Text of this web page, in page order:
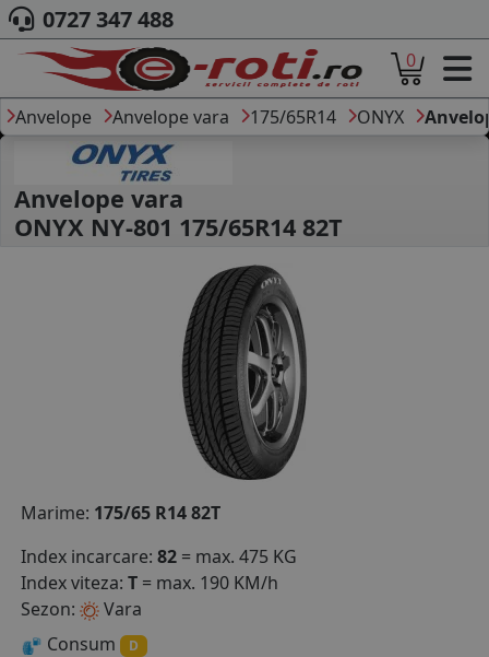
ACASA
DESPRE NOI
ANVELOPE
CAMION
MOTO
CAUTARE DUPA
DIMENSIUNI
PRODUCATORI ANVELOPE
MARCA AUTO
B2B - COLABORARE COMPANII
COS (0 PRODUSE
0727 347 488
0
Anvelope Anvelope vara 175/65R14 ONYX
Anvelope vara
ONYX NY-801 175/65R14 82T
Marime: 175/65 R14 82T
Index incarcare: 82 = max. 475 KG
Index viteza: T = max. 190 KM/h
Sezon:
Vara
Consum
D